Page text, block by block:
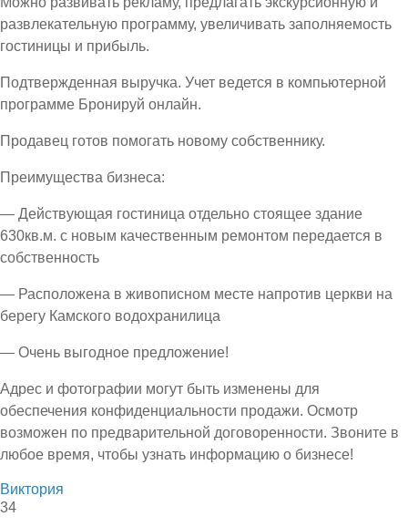
развлекательную программу, увеличивать заполняемость
гостиницы и прибыль.
Подтвержденная выручка. Учет ведется в компьютерной
программе Бронируй онлайн.
Продавец готов помогать новому собственнику.
Преимущества бизнеса:
— Действующая гостиница отдельно стоящее здание
630кв.м. с новым качественным ремонтом передается в
собственность
— Расположена в живописном месте напротив церкви на
берегу Камского водохранилица
— Очень выгодное предложение!
Адрес и фотографии могут быть изменены для
обеспечения конфиденциальности продажи. Осмотр
возможен по предварительной договоренности. Звоните в
любое время, чтобы узнать информацию о бизнесе!
Виктория
34